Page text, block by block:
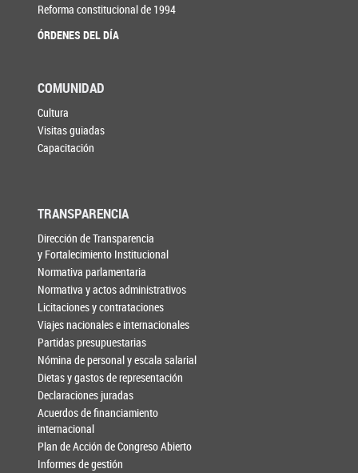
Reforma constitucional de 1994
ÓRDENES DEL DÍA
COMUNIDAD
Cultura
Visitas guiadas
Capacitación
TRANSPARENCIA
Dirección de Transparencia
y Fortalecimiento Institucional
Normativa parlamentaria
Normativa y actos administrativos
Licitaciones y contrataciones
Viajes nacionales e internacionales
Partidas presupuestarias
Nómina de personal y escala salarial
Dietas y gastos de representación
Declaraciones juradas
Acuerdos de financiamiento
internacional
Plan de Acción de Congreso Abierto
Informes de gestión